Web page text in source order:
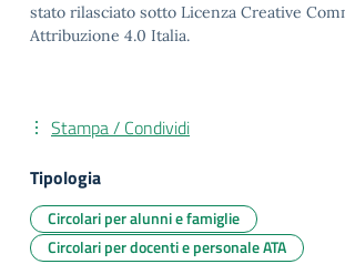
stato rilasciato sotto Licenza Creative
Attribuzione 4.0 Italia.
Stampa / Condividi
Tipologia
Circolari per alunni e famiglie
Circolari per docenti e personale ATA